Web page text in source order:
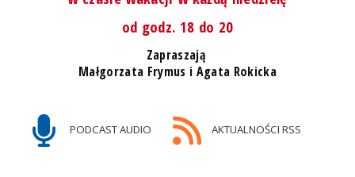
od godz. 18 do 20
Zapraszają
Małgorzata Frymus i Agata Rokicka
PODCAST AUDIO AKTUALNOŚCI RSS